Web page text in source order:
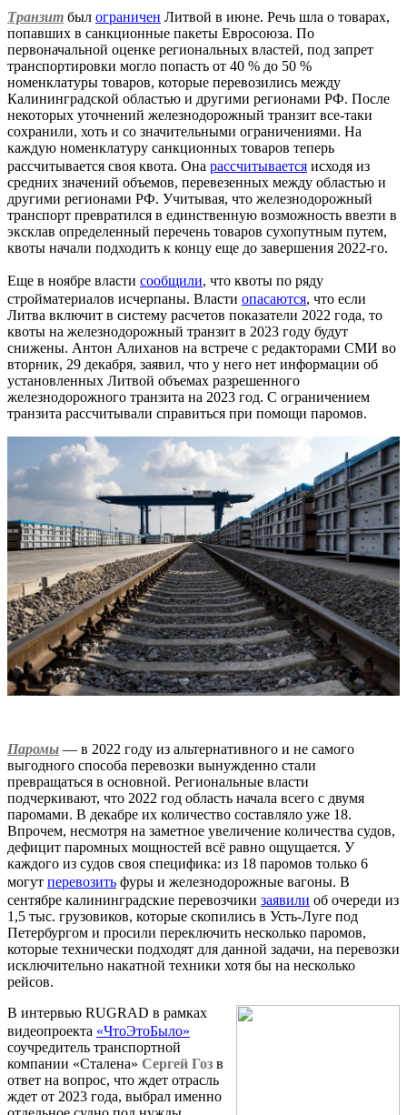
Транзит был ограничен Литвой в июне. Речь шла о товарах,
попавших в санкционные пакеты Евросоюза. По
первоначальной оценке региональных властей, под запрет
транспортировки могло попасть от 40 % до 50 %
номенклатуры товаров, которые перевозились между
Калининградской областью и другими регионами РФ. После
некоторых уточнений железнодорожный транзит все-таки
сохранили, хоть и со значительными ограничениями. На
каждую номенклатуру санкционных товаров теперь
рассчитывается своя квота. Она рассчитывается исходя из
средних значений объемов, перевезенных между областью и
другими регионами РФ. Учитывая, что железнодорожный
транспорт превратился в единственную возможность ввезти в
эксклав определенный перечень товаров сухопутным путем,
квоты начали подходить к концу еще до завершения 2022-го.
Еще в ноябре власти сообщили, что квоты по ряду
стройматериалов исчерпаны. Власти опасаются, что если
Литва включит в систему расчетов показатели 2022 года, то
квоты на железнодорожный транзит в 2023 году будут
снижены. Антон Алиханов на встрече с редакторами СМИ во
вторник, 29 декабря, заявил, что у него нет информации об
установленных Литвой объемах разрешенного
железнодорожного транзита на 2023 год. С ограничением
транзита рассчитывали справиться при помощи паромов.
Паромы — в 2022 году из альтернативного и не самого
выгодного способа перевозки вынужденно стали
превращаться в основной. Региональные власти
подчеркивают, что 2022 год область начала всего с двумя
паромами. В декабре их количество составляло уже 18.
Впрочем, несмотря на заметное увеличение количества судов,
дефицит паромных мощностей всё равно ощущается. У
каждого из судов своя специфика: из 18 паромов только 6
могут перевозить фуры и железнодорожные вагоны. В
сентябре калининградские перевозчики заявили об очереди из
1,5 тыс. грузовиков, которые скопились в Усть-Луге под
Петербургом и просили переключить несколько паромов,
которые технически подходят для данной задачи, на перевозки
исключительно накатной техники хотя бы на несколько
рейсов.
В интервью RUGRAD в рамках
видеопроекта «ЧтоЭтоБыло»
соучредитель транспортной
компании «Сталена» Сергей Гоз в
ответ на вопрос, что ждет отрасль
ждет от 2023 года, выбрал именно